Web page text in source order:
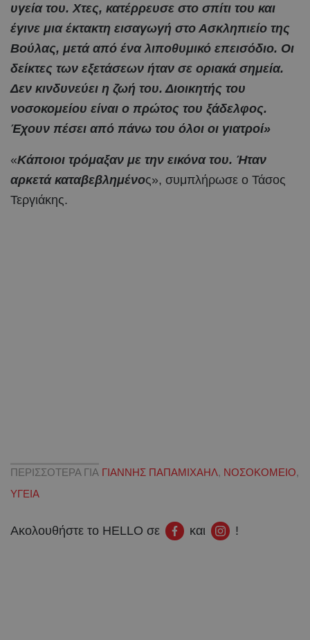
υγεία του. Χτες, κατέρρευσε στο σπίτι του και
έγινε μια έκτακτη εισαγωγή στο Ασκληπιείο της
Βούλας, μετά από ένα λιποθυμικό επεισόδιο. Οι
δείκτες των εξετάσεων ήταν σε οριακά σημεία.
Δεν κινδυνεύει η ζωή του. Διοικητής του
νοσοκομείου είναι ο πρώτος του ξάδελφος.
Έχουν πέσει από πάνω του όλοι οι γιατροί»
«Κάποιοι τρόμαξαν με την εικόνα του. Ήταν
αρκετά καταβεβλημένος», συμπλήρωσε ο Τάσος
Τεργιάκης.
ΠΕΡΙΣΣΟΤΕΡΑ ΓΙΑ ΓΙΑΝΝΗΣ ΠΑΠΑΜΙΧΑΗΛ, ΝΟΣΟΚΟΜΕΙΟ,
ΥΓΕΙΑ
Ακολουθήστε το HELLO σε και !